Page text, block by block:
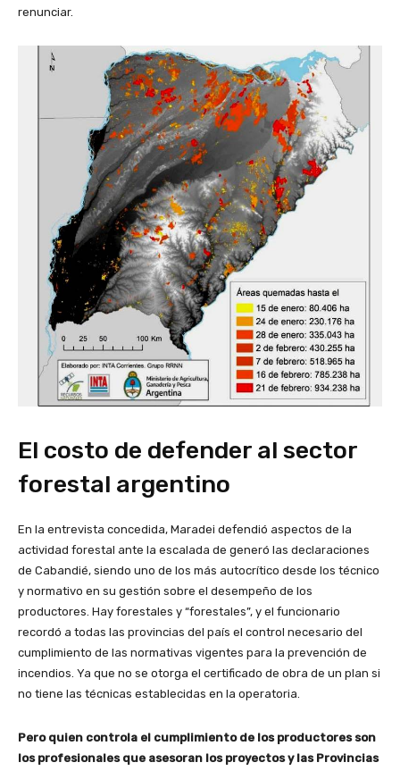
renunciar.
El costo de defender al sector
forestal argentino
En la entrevista concedida, Maradei defendió aspectos de la
actividad forestal ante la escalada de generó las declaraciones
de Cabandié, siendo uno de los más autocrítico desde los técnico
y normativo en su gestión sobre el desempeño de los
productores. Hay forestales y “forestales”, y el funcionario
recordó a todas las provincias del país el control necesario del
cumplimiento de las normativas vigentes para la prevención de
incendios. Ya que no se otorga el certificado de obra de un plan si
no tiene las técnicas establecidas en la operatoria.
Pero quien controla el cumplimiento de los productores son
los profesionales que asesoran los proyectos y las Provincias